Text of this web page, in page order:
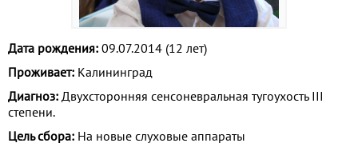
Дата рождения: 09.07.2014 (12 лет)
Проживает: Калининград
Диагноз: Двухсторонняя сенсоневральная тугоухость III
степени.
Цель сбора: На новые слуховые аппараты